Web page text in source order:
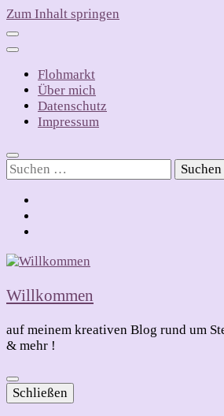
Zum Inhalt springen
Flohmarkt
Über mich
Datenschutz
Impressum
Suchen
nach:
Willkommen
auf meinem kreativen Blog rund um
& mehr !
Schließen